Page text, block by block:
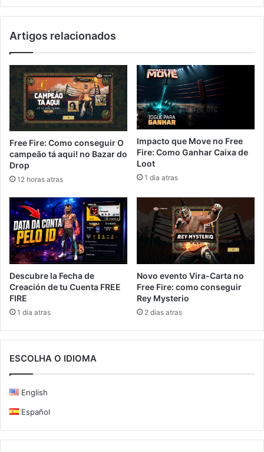
Artigos relacionados
Free Fire: Como conseguir O
campeão tá aqui! no Bazar do
Drop
12 horas atras
Impacto que Move no Free
Fire: Como Ganhar Caixa de
Loot
1 dia atras
Descubre la Fecha de
Creación de tu Cuenta FREE
FIRE
1 dia atras
Novo evento Vira-Carta no
Free Fire: como conseguir
Rey Mysterio
2 dias atras
ESCOLHA O IDIOMA
English
Español